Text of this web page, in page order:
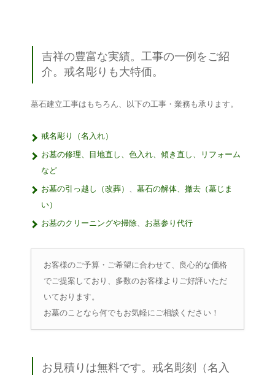
吉祥の豊富な実績。工事の一例をご紹
介。戒名彫りも大特価。
墓石建立工事はもちろん、以下の工事・業務も承ります。
戒名彫り（名入れ）
お墓の修理、目地直し、色入れ、傾き直し、リフォーム
など
お墓の引っ越し（改葬） 、 墓石の解体、撤去（墓じま
い）
お墓のクリーニングや掃除、 お墓参り代行
お客様のご予算・ご希望に合わせて、良心的な価格
でご提案しており、多数のお客様よりご好評いただ
いております。
お墓のことなら何でもお気軽にご相談ください！
お見積りは無料です。戒名彫刻（名入